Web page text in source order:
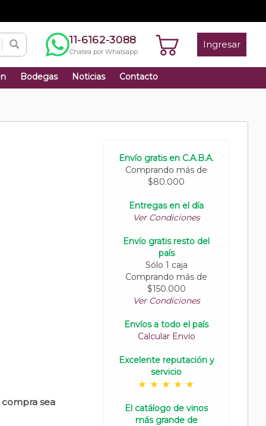
11-6162-3088
Chateá por Whatsapp
Ingresar
Bodegas Noticias Contacto
sea
Envío gratis en C.A.B.A.
Comprando más de
$80.000
Entregas en el día
Ver Condiciones
Envío gratis resto del
país
Sólo 1 caja
Comprando más de
$150.000
Ver Condiciones
Envíos a todo el país
Calcular Envío
Excelente reputación y
servicio
El catálogo de vinos
más grande de